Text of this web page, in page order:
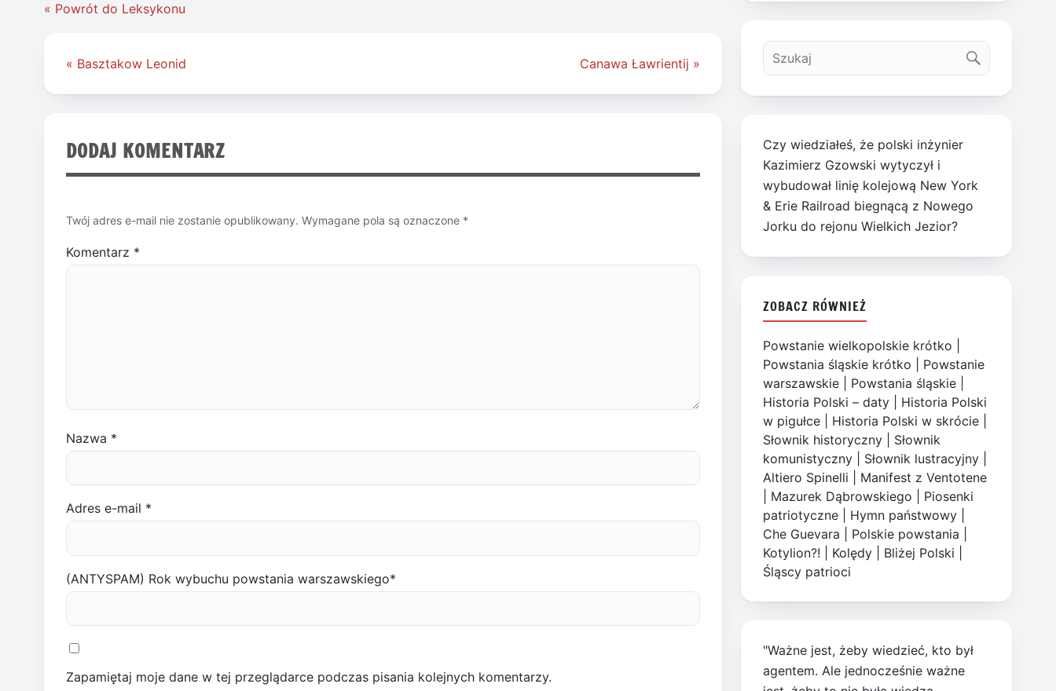
« Powrót do Leksykonu
Nawigacja
« Basztakow Leonid Canawa Ławrientij »
DODAJ KOMENTARZ
Twój adres e-mail nie zostanie opublikowany. Wymagane pola są oznaczone *
Komentarz *
Nazwa *
Adres e-mail *
(ANTYSPAM) Rok wybuchu powstania warszawskiego*
Zapamiętaj moje dane w tej przeglądarce podczas pisania kolejnych komentarzy.
Czy wiedziałeś, że polski inżynier
Kazimierz Gzowski wytyczył i
wybudował linię kolejową New York
& Erie Railroad biegnącą z Nowego
Jorku do rejonu Wielkich Jezior?
ZOBACZ RÓWNIEŻ
Powstanie wielkopolskie krótko
Powstania śląskie krótko
Powstanie
warszawskie
Powstania śląskie
Historia Polski – daty
Historia Polski
w pigułce
Historia Polski w skrócie
Słownik historyczny
Słownik
komunistyczny
Słownik lustracyjny
Altiero Spinelli
Manifest z Ventotene
Mazurek Dąbrowskiego
Piosenki
patriotyczne
Hymn państwowy
Che Guevara
Polskie powstania
Kotylion?!
Kolędy Bliżej Polski
Śląscy patrioci
"Ważne jest, żeby wiedzieć, kto był
agentem. Ale jednocześnie ważne